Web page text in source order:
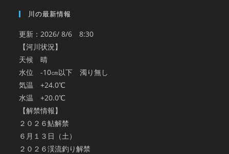
川の最新情報
更新：2026/ 8/6 8:30
【河川状況】
天候 晴
水位 -10㎝以下 濁り無し
気温 +24.0℃
水温 +20.0℃
【解禁情報】
２０２６鮎解禁
６月１３日（土）
２０２６渓流釣り解禁